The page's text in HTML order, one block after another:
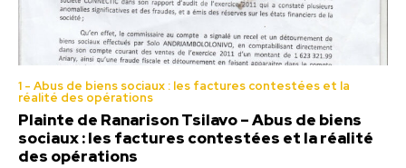
1 - Abus de biens sociaux : les factures contestées et la
réalité des opérations
Plainte de Ranarison Tsilavo – Abus de biens
sociaux : les factures contestées et la réalité
des opérations